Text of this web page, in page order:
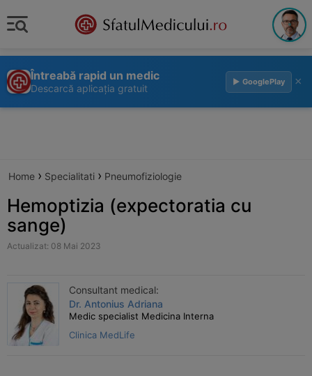
Întreabă rapid un medic
Descarcă aplicația gratuit
▶ GooglePlay ×
Home › Specialitati › Pneumofiziologie
Hemoptizia (expectoratia cu
sange)
Actualizat: 08 Mai 2023
Consultant medical:
Dr. Antonius Adriana
Medic specialist Medicina Interna
Clinica MedLife